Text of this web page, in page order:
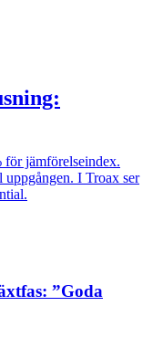
jämförelseindex.
I Troax ser
”Goda